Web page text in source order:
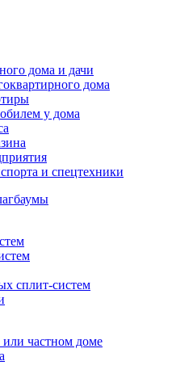
дома и дачи
дома
у дома
и спецтехники
сплит-систем
частном доме